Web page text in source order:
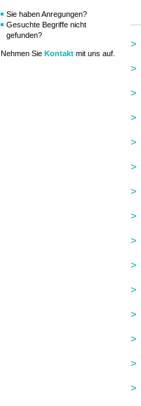
Sie haben Anregungen?
Gesuchte Begriffe nicht
gefunden?
Nehmen Sie Kontakt mit uns auf.
>
>
>
>
>
>
>
>
>
>
>
>
>
>
>